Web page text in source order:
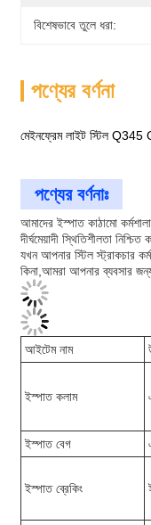
বিশেষভাবে তুলে ধরা:
পণ্যের বর্ণনা
মেইনফ্রেম লাইট স্টিল Q345
পণ্যের বর্ণনাঃ
আমাদের ইস্পাত কাঠামো
দীর্ঘমেয়াদী স্থিতিশীলতা
যখন আপনার স্টিল স্ট্রাকচার
কিনা,আমরা আপনার ব্যবসার
আইটেম নাম
ইস্পাত কলাম
ইস্পাত বেগ
ইস্পাত ব্রেকিং